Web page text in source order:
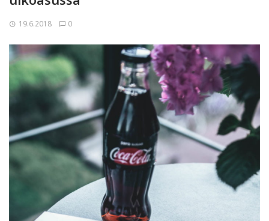
19.6.2018 0